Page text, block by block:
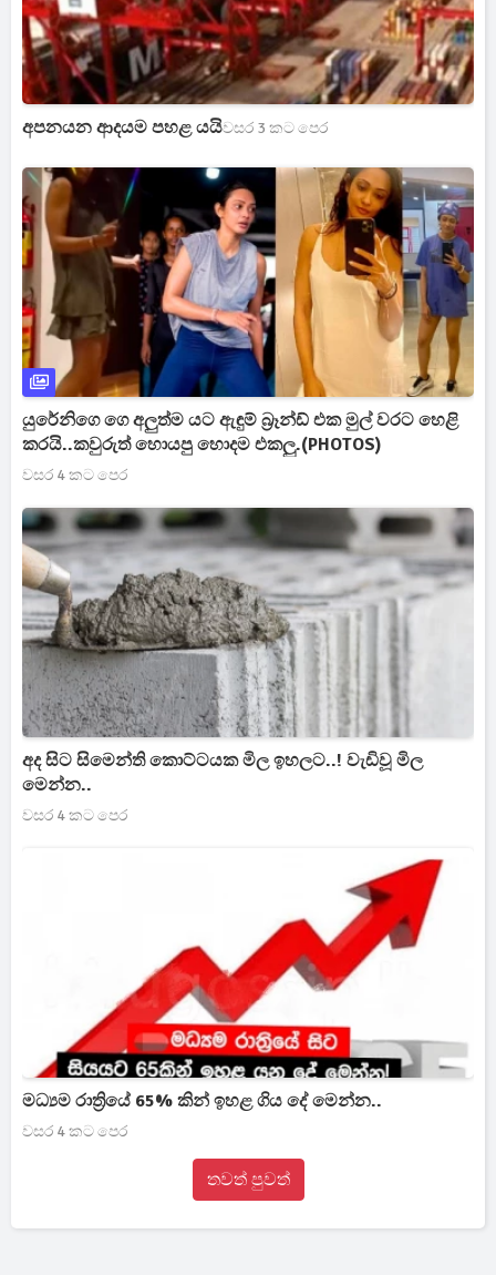
අපනයන ආදයම පහළ යයිවසර 3 කට පෙර
යුරේනිගෙ ගෙ අලුත්ම යට ඇඳුම් බ්‍රෑන්ඩ් එක මුල් වරට හෙළි
කරයි..කවුරුත් හොයපු හොදම එකලු.(PHOTOS)
වසර 4 කට පෙර
අද සිට සිමෙන්ති කොට්ටයක මිල ඉහලට..! වැඩිවූ මිල
මෙන්න..
වසර 4 කට පෙර
මධ්‍යම රාත්‍රියේ 65% කින් ඉහළ ගිය දේ මෙන්න..
වසර 4 කට පෙර
තවත් පුවත්